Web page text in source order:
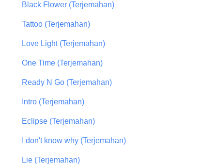
Black Flower (Terjemahan)
Tattoo (Terjemahan)
Love Light (Terjemahan)
One Time (Terjemahan)
Ready N Go (Terjemahan)
Intro (Terjemahan)
Eclipse (Terjemahan)
I don't know why (Terjemahan)
Lie (Terjemahan)